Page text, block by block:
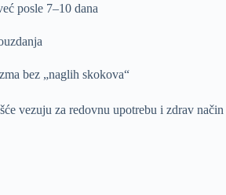
posle 7–10 dana
bez „naglih skokova“
vezuju za redovnu upotrebu i zdrav način